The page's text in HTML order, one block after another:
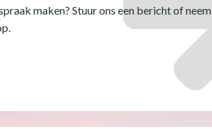
maken? Stuur ons een bericht of neem